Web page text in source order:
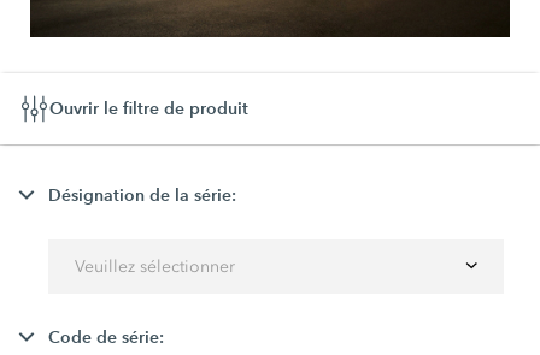
Ouvrir le filtre de produit
Désignation de la série:
Veuillez sélectionner
Code de série: